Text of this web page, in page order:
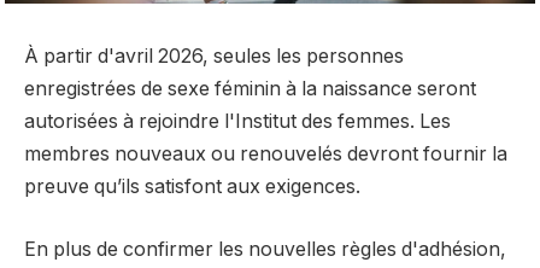
À partir d'avril 2026, seules les personnes
enregistrées de sexe féminin à la naissance seront
autorisées à rejoindre l'Institut des femmes. Les
membres nouveaux ou renouvelés devront fournir la
preuve qu’ils satisfont aux exigences.
En plus de confirmer les nouvelles règles d'adhésion,